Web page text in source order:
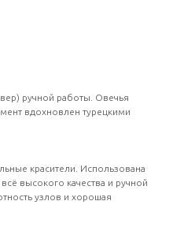
ручной работы. Овечья
вдохновлен турецкими
красители. Использована
высокого качества и ручной
узлов и хорошая